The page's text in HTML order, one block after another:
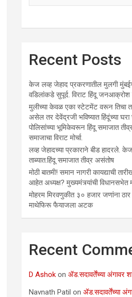
Recent Posts
केज लव्ह जेहाद प्रकरणातील मुलगी
वडिलांकडे सुपूर्द. विराट हिंदू जनआक्रोश
मुलीच्या केवळ एका स्टेटमेंट वरून तिचा
असेल तर देवेंद्रजी भविष्यात हिंदूंच्या
पोलिसांच्या भूमिकेवरून हिंदू समाजात
समाजाचा विराट मोर्चा.
लव्ह जेहादच्या प्रकाराने बीड हादरले.
ताब्यात.हिंदू समाजात तीव्र असंतोष
मोठी बातमी! समान नागरी कायद्याची
आहेत अध्यक्ष? मुख्यमंत्र्यांची विधानसभेत
मोहरम मिरवणुकीत ३० हजार जणांना
माथेफिरू फैयाजला अटक
Recent
D Ashok onॲड.सदावर्तेंच्या अंगावर
Navnath Patil onॲड.सदावर्तेंच्या